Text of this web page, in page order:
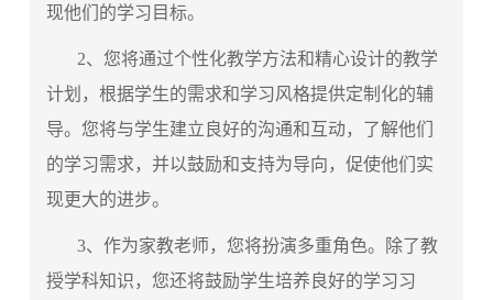
现他们的学习目标。
2、您将通过个性化教学方法和精心设计的教学
计划，根据学生的需求和学习风格提供定制化的辅
导。您将与学生建立良好的沟通和互动，了解他们
的学习需求，并以鼓励和支持为导向，促使他们实
现更大的进步。
3、作为家教老师，您将扮演多重角色。除了教
授学科知识，您还将鼓励学生培养良好的学习习